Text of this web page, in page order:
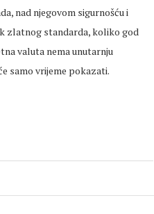
nad njegovom sigurnošću i
zlatnog standarda, koliko god
valuta nema unutarnju
samo vrijeme pokazati.